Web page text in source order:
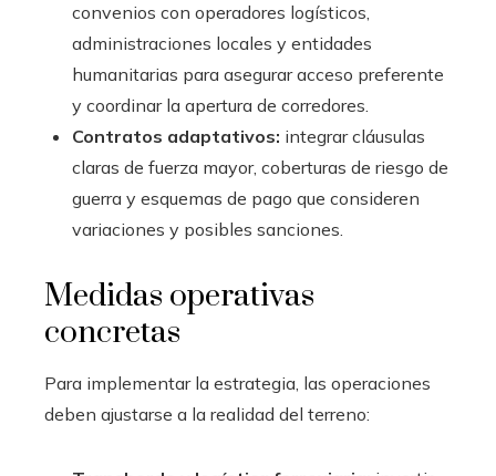
convenios con operadores logísticos,
administraciones locales y entidades
humanitarias para asegurar acceso preferente
y coordinar la apertura de corredores.
Contratos adaptativos: integrar cláusulas
claras de fuerza mayor, coberturas de riesgo de
guerra y esquemas de pago que consideren
variaciones y posibles sanciones.
Medidas operativas
concretas
Para implementar la estrategia, las operaciones
deben ajustarse a la realidad del terreno: